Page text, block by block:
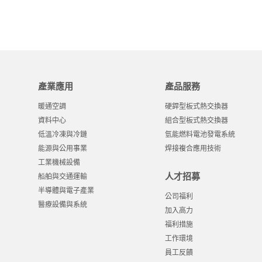
產業應用
暖通空調
資料中心
低溫冷凍與冷鏈
能源與公用事業
工業機械設備
船舶與交通運輸
半導體與電子產業
醫療設備與系統
產品服務
硬銲型板式熱交換器
組合型板式熱交換器
氫能燃料電池發電系統
焊接複合應用技術
人才招募
公司福利
加入高力
福利措施
工作環境
員工反饋